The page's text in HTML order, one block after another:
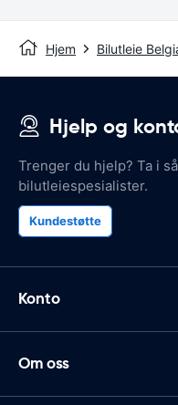
Hjem Bilutleie
Hjelp og
Trenger du hjelp? Ta i
bilutleiespesialister.
Kundestøtte
Konto
Om oss